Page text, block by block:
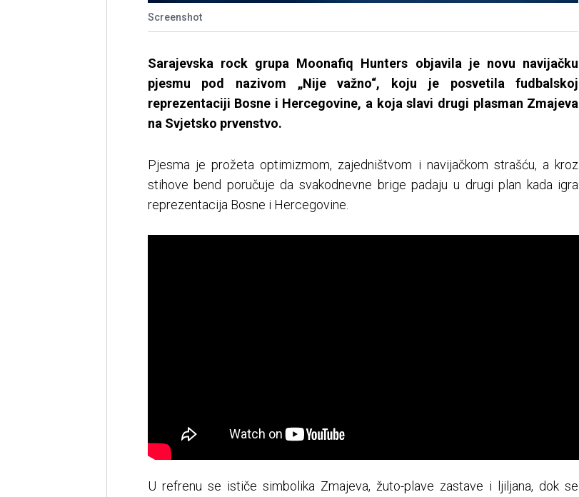
Screenshot
Sarajevska rock grupa Moonafiq Hunters objavila je novu navijačku
pjesmu pod nazivom „Nije važno“, koju je posvetila fudbalskoj
reprezentaciji Bosne i Hercegovine, a koja slavi drugi plasman Zmajeva
na Svjetsko prvenstvo.
Pjesma je prožeta optimizmom, zajedništvom i navijačkom strašću, a kroz
stihove bend poručuje da svakodnevne brige padaju u drugi plan kada igra
reprezentacija Bosne i Hercegovine.
U refrenu se ističe simbolika Zmajeva, žuto-plave zastave i ljiljana, dok se